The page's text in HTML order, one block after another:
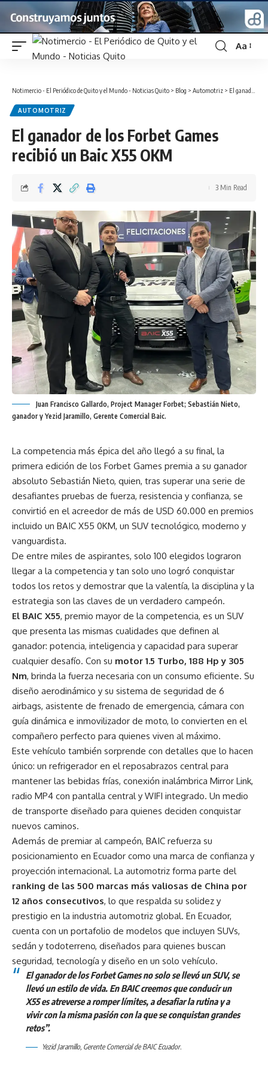
Font
Aa
Notimercio - El Periódico de Quito y el Mundo - Noticias Quito > Blog > Automotriz > El ganador de los Forbet Games recibió un Baic X55 OKM
AUTOMOTRIZ
El ganador de los Forbet Games
recibió un Baic X55 OKM
3 Min Read
Juan Francisco Gallardo, Project Manager Forbet; Sebastián Nieto,
ganador y Yezid Jaramillo, Gerente Comercial Baic.
La competencia más épica del año llegó a su final, la
primera edición de los Forbet Games premia a su ganador
absoluto Sebastián Nieto, quien, tras superar una serie de
desafiantes pruebas de fuerza, resistencia y confianza, se
convirtió en el acreedor de más de USD 60.000 en premios
incluido un BAIC X55 0KM, un SUV tecnológico, moderno y
vanguardista.
De entre miles de aspirantes, solo 100 elegidos lograron
llegar a la competencia y tan solo uno logró conquistar
todos los retos y demostrar que la valentía, la disciplina y la
estrategia son las claves de un verdadero campeón.
El BAIC X55, premio mayor de la competencia, es un SUV
que presenta las mismas cualidades que definen al
ganador: potencia, inteligencia y capacidad para superar
cualquier desafío. Con su motor 1.5 Turbo, 188 Hp y 305
Nm, brinda la fuerza necesaria con un consumo eficiente. Su
diseño aerodinámico y su sistema de seguridad de 6
airbags, asistente de frenado de emergencia, cámara con
guía dinámica e inmovilizador de moto, lo convierten en el
compañero perfecto para quienes viven al máximo.
Este vehículo también sorprende con detalles que lo hacen
único: un refrigerador en el reposabrazos central para
mantener las bebidas frías, conexión inalámbrica Mirror Link,
radio MP4 con pantalla central y WIFI integrado. Un medio
de transporte diseñado para quienes deciden conquistar
nuevos caminos.
Además de premiar al campeón, BAIC refuerza su
posicionamiento en Ecuador como una marca de confianza y
proyección internacional. La automotriz forma parte del
ranking de las 500 marcas más valiosas de China por
12 años consecutivos, lo que respalda su solidez y
prestigio en la industria automotriz global. En Ecuador,
cuenta con un portafolio de modelos que incluyen SUVs,
sedán y todoterreno, diseñados para quienes buscan
seguridad, tecnología y diseño en un solo vehículo.
El ganador de los Forbet Games no solo se llevó un SUV, se
llevó un estilo de vida. En BAIC creemos que conducir un
X55 es atreverse a romper límites, a desafiar la rutina y a
vivir con la misma pasión con la que se conquistan grandes
retos”.
Yezid Jaramillo, Gerente Comercial de BAIC Ecuador.